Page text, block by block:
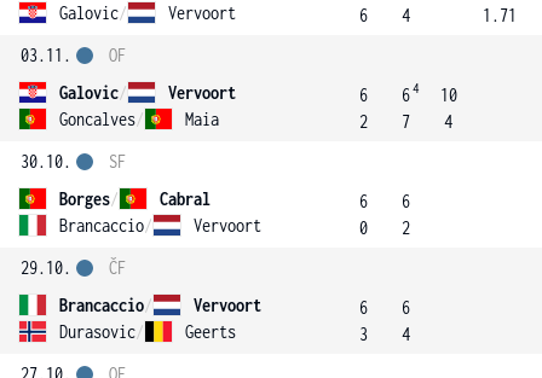
Galovic/ Vervoort
6
4
1.71
03.11.
Galovic/
Vervoort
Goncalves/ Maia
OF
6
2
64
7
10
4
30.10.
Borges/
Cabral
Brancaccio/ Vervoort
SF
6
0
6
2
29.10.
Brancaccio/
Vervoort
Durasovic/ Geerts
ČF
6
3
6
4
27.10.
OF